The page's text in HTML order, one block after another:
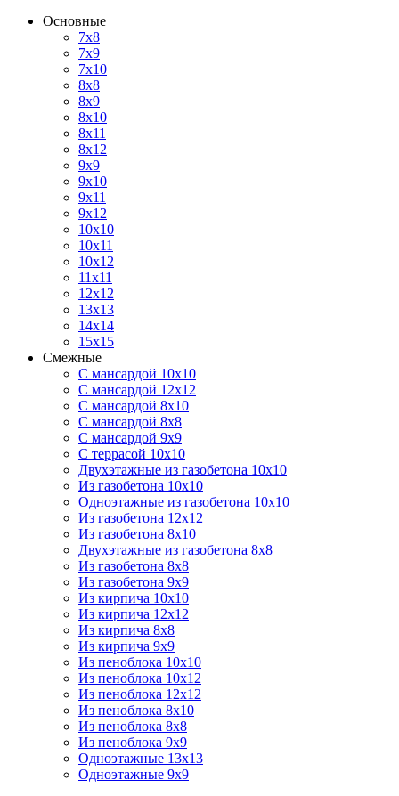
Основные
7х8
7х9
7х10
8х8
8х9
8х10
8х11
8х12
9х9
9х10
9х11
9х12
10х10
10х11
10х12
11х11
12х12
13х13
14х14
15х15
Смежные
С мансардой 10х10
С мансардой 12х12
С мансардой 8х10
С мансардой 8х8
С мансардой 9х9
С террасой 10х10
Двухэтажные из газобетона 10х10
Из газобетона 10х10
Одноэтажные из газобетона 10х10
Из газобетона 12х12
Из газобетона 8х10
Двухэтажные из газобетона 8х8
Из газобетона 8х8
Из газобетона 9х9
Из кирпича 10х10
Из кирпича 12х12
Из кирпича 8х8
Из кирпича 9х9
Из пеноблока 10х10
Из пеноблока 10х12
Из пеноблока 12х12
Из пеноблока 8х10
Из пеноблока 8х8
Из пеноблока 9х9
Одноэтажные 13х13
Одноэтажные 9х9